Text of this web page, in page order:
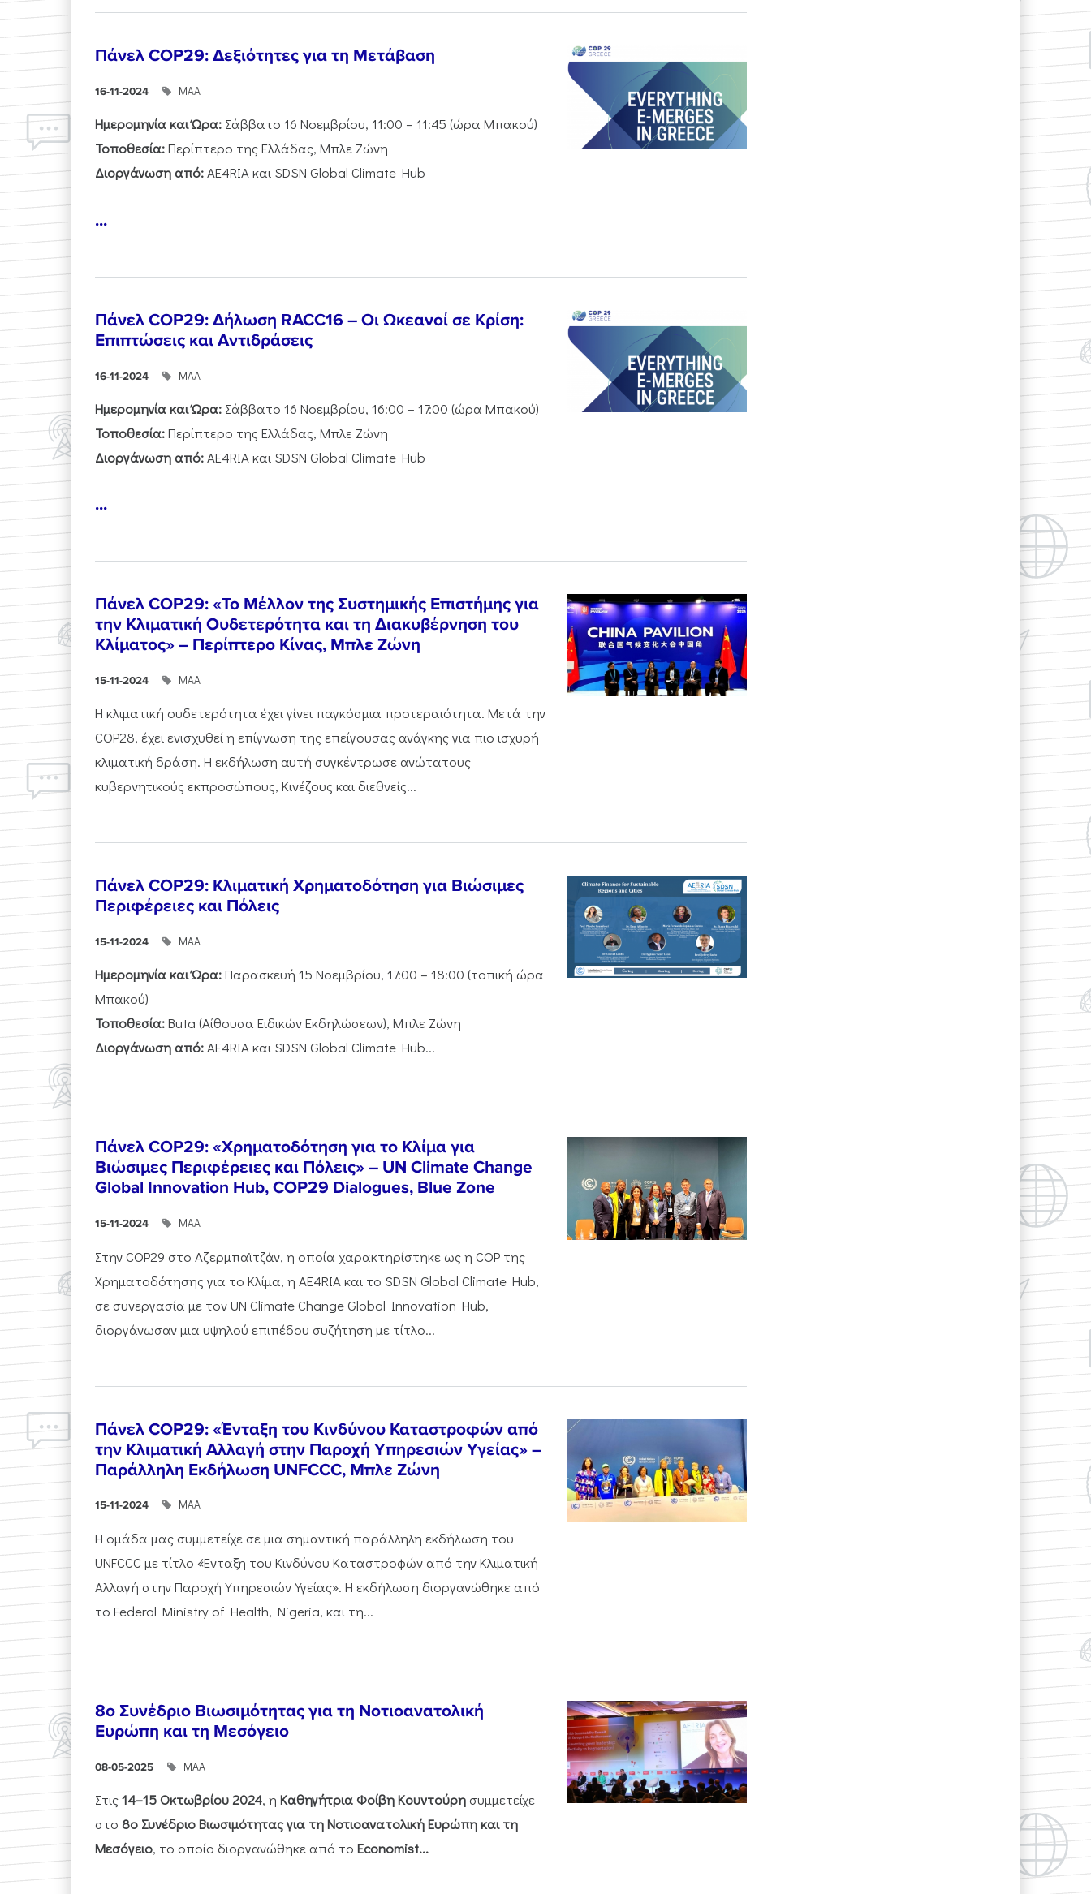
Πάνελ COP29: Δεξιότητες για τη Μετάβαση
16-11-2024 ΜΑΑ
Ημερομηνία και Ώρα: Σάββατο 16 Νοεμβρίου, 11:00 – 11:45 (ώρα Μπακού)
Τοποθεσία:Περίπτερο της Ελλάδας, Μπλε Ζώνη
Διοργάνωση από:AE4RIA και SDSN Global Climate Hub
...
Πάνελ COP29: Δήλωση RACC16 – Οι Ωκεανοί σε Κρίση:
Επιπτώσεις και Αντιδράσεις
16-11-2024 ΜΑΑ
Ημερομηνία και Ώρα: Σάββατο 16 Νοεμβρίου, 16:00 – 17:00 (ώρα Μπακού)
Τοποθεσία:Περίπτερο της Ελλάδας, Μπλε Ζώνη
Διοργάνωση από:AE4RIA και SDSN Global Climate Hub
...
Πάνελ COP29: «Το Μέλλον της Συστημικής Επιστήμης για
την Κλιματική Ουδετερότητα και τη Διακυβέρνηση του
Κλίματος» – Περίπτερο Κίνας, Μπλε Ζώνη
15-11-2024 ΜΑΑ
Η κλιματική ουδετερότητα έχει γίνει παγκόσμια προτεραιότητα. Μετά την
COP28, έχει ενισχυθεί η επίγνωση της επείγουσας ανάγκης για πιο ισχυρή
κλιματική δράση. Η εκδήλωση αυτή συγκέντρωσε ανώτατους
κυβερνητικούς εκπροσώπους, Κινέζους και διεθνείς...
Πάνελ COP29: Κλιματική Χρηματοδότηση για Βιώσιμες
Περιφέρειες και Πόλεις
15-11-2024 ΜΑΑ
Ημερομηνία και Ώρα:Παρασκευή 15 Νοεμβρίου, 17:00 – 18:00 (τοπική ώρα
Μπακού)
Τοποθεσία:Buta (Αίθουσα Ειδικών Εκδηλώσεων), Μπλε Ζώνη
Διοργάνωση από:AE4RIA και SDSN Global Climate Hub...
Πάνελ COP29: «Χρηματοδότηση για το Κλίμα για
Βιώσιμες Περιφέρειες και Πόλεις» – UN Climate Change
Global Innovation Hub, COP29 Dialogues, Blue Zone
15-11-2024 ΜΑΑ
Στην COP29 στο Αζερμπαϊτζάν, η οποία χαρακτηρίστηκε ως η COP της
Χρηματοδότησης για το Κλίμα, η AE4RIA και το SDSN Global Climate Hub,
σε συνεργασία με τον UN Climate Change Global Innovation Hub,
διοργάνωσαν μια υψηλού επιπέδου συζήτηση με τίτλο...
Πάνελ COP29: «Ένταξη του Κινδύνου Καταστροφών από
την Κλιματική Αλλαγή στην Παροχή Υπηρεσιών Υγείας» –
Παράλληλη Εκδήλωση UNFCCC, Μπλε Ζώνη
15-11-2024 ΜΑΑ
Η ομάδα μας συμμετείχε σε μια σημαντική παράλληλη εκδήλωση του
UNFCCC με τίτλο «Ένταξη του Κινδύνου Καταστροφών από την Κλιματική
Αλλαγή στην Παροχή Υπηρεσιών Υγείας». Η εκδήλωση διοργανώθηκε από
το Federal Ministry of Health, Nigeria, και τη...
8ο Συνέδριο Βιωσιμότητας για τη Νοτιοανατολική
Ευρώπη και τη Μεσόγειο
08-05-2025 ΜΑΑ
Στις14–15 Οκτωβρίου 2024, η Καθηγήτρια Φοίβη Κουντούρη συμμετείχε
στο 8ο Συνέδριο Βιωσιμότητας για τη Νοτιοανατολική Ευρώπη και τη
Μεσόγειο, το οποίο διοργανώθηκε από το Economist...